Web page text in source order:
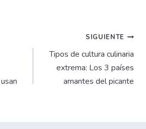
SIGUIENTE
Tipos de cultura culinaria
extrema: Los 3 países
amantes del picante